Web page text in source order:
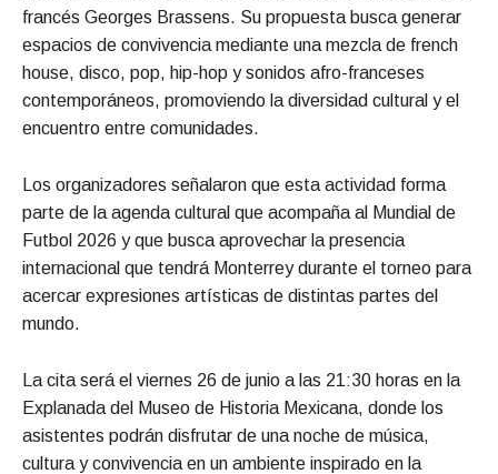
francés Georges Brassens. Su propuesta busca generar
espacios de convivencia mediante una mezcla de french
house, disco, pop, hip-hop y sonidos afro-franceses
contemporáneos, promoviendo la diversidad cultural y el
encuentro entre comunidades.
Los organizadores señalaron que esta actividad forma
parte de la agenda cultural que acompaña al Mundial de
Futbol 2026 y que busca aprovechar la presencia
internacional que tendrá Monterrey durante el torneo para
acercar expresiones artísticas de distintas partes del
mundo.
La cita será el viernes 26 de junio a las 21:30 horas en la
Explanada del Museo de Historia Mexicana, donde los
asistentes podrán disfrutar de una noche de música,
cultura y convivencia en un ambiente inspirado en la